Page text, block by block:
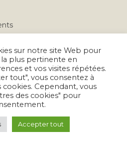
Tous droits réservés © 2026
sur notre site Web pour
plus pertinente en
et vos visites répétées.
tout", vous consentez à
cookies. Cependant, vous
des cookies" pour
Accepter tout